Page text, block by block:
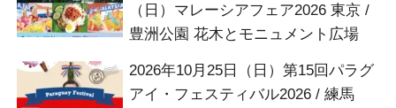
（日）マレーシアフェア2026 東京 /
豊洲公園 花木とモニュメント広場
2026年10月25日（日）第15回パラグ
アイ・フェスティバル2026 / 練馬